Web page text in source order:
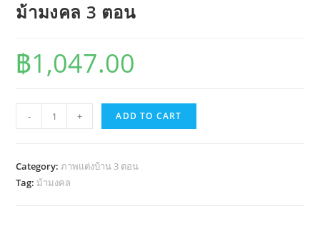
ม้ามงคล 3 ตอน
฿1,047.00
มงคล
ตอน
quantity
- + ADD TO CART
Category:ภาพแต่งบ้าน 3 ตอน
Tag: ม้ามงคล